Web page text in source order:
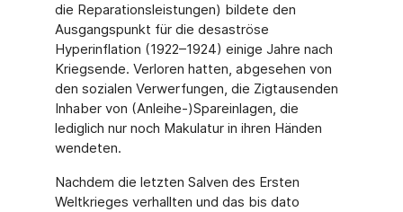
die Reparationsleistungen) bildete den
Ausgangspunkt für die desaströse
Hyperinflation (1922–1924) einige Jahre nach
Kriegsende. Verloren hatten, abgesehen von
den sozialen Verwerfungen, die Zigtausenden
Inhaber von (Anleihe-)Spareinlagen, die
lediglich nur noch Makulatur in ihren Händen
wendeten.
Nachdem die letzten Salven des Ersten
Weltkrieges verhallten und das bis dato